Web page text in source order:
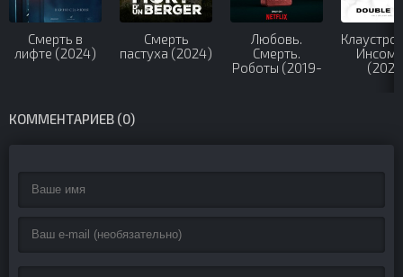
Смерть в
лифте (2024)
Смерть
пастуха (2024)
Любовь.
Смерть.
Роботы (2019-
КОММЕНТАРИЕВ (0)